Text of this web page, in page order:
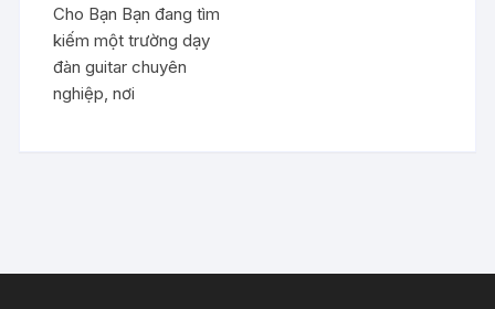
Cho Bạn Bạn đang tìm
kiếm một trường dạy
đàn guitar chuyên
nghiệp, nơi